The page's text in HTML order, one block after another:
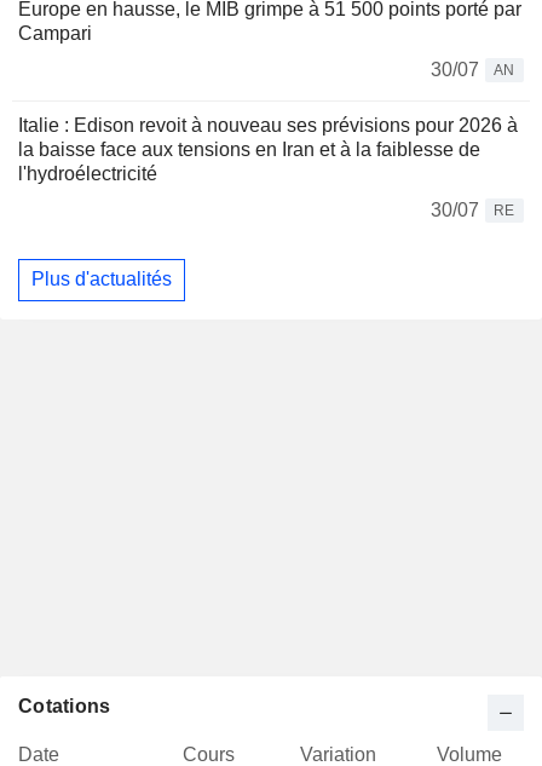
Europe en hausse, le MIB grimpe à 51 500 points porté par
Campari
30/07
AN
Italie : Edison revoit à nouveau ses prévisions pour 2026 à
la baisse face aux tensions en Iran et à la faiblesse de
l'hydroélectricité
30/07
RE
Plus d'actualités
Cotations
Date Cours Variation
Volume